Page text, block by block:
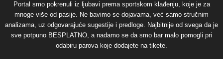
Portal smo pokrenuli iz ljubavi prema sportskom klađenju, koje je za
mnoge više od pasije. Ne bavimo se dojavama, već samo stručnim
analizama, uz odgovarajuće sugestije i predloge. Najbitnije od svega da je
sve potpuno BESPLATNO, a nadamo se da smo bar malo pomogli pri
odabiru parova koje dodajete na tikete.